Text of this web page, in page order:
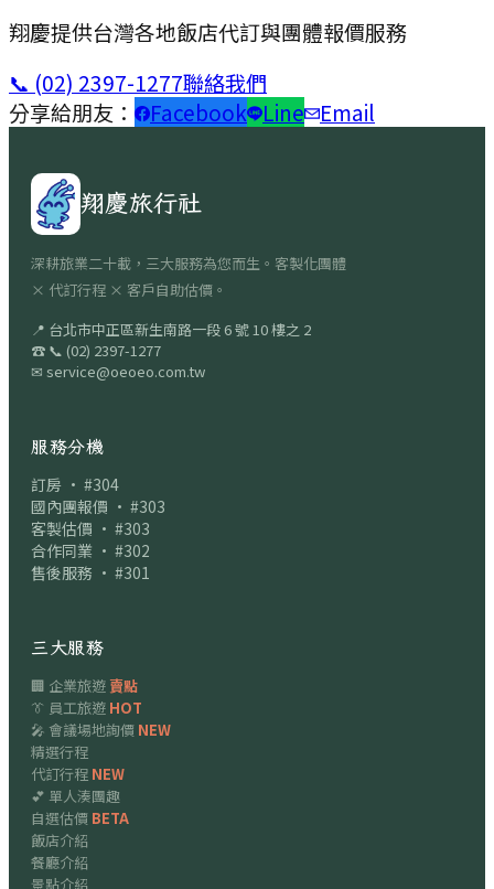
翔慶提供台灣各地飯店代訂與團體報價服務
📞 (02) 2397-1277聯絡我們
分享給朋友：
Facebook Line Email
翔慶旅行社
深耕旅業二十載，三大服務為您而生。客製化團體
× 代訂行程 × 客戶自助估價。
📍 台北市中正區新生南路一段 6 號 10 樓之 2
☎ 📞 (02) 2397-1277
✉ service@oeoeo.com.tw
服務分機
訂房 · #304
國內團報價 · #303
客製估價 · #303
合作同業 · #302
售後服務 · #301
三大服務
🏢 企業旅遊賣點
👔 員工旅遊 HOT
🎤 會議場地詢價 NEW
精選行程
代訂行程 NEW
💕 單人湊團趣
自選估價 BETA
飯店介紹
餐廳介紹
景點介紹